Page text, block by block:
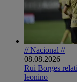
// Nacional //
08.08.2026
Rui Borges
leonino